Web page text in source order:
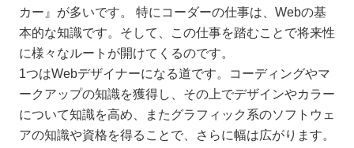
カー』が多いです。 特にコーダーの仕事は、Webの基
本的な知識です。そして、この仕事を踏むことで将来性
に様々なルートが開けてくるのです。
1つはWebデザイナーになる道です。コーディングやマ
ークアップの知識を獲得し、その上でデザインやカラー
について知識を高め、またグラフィック系のソフトウェ
アの知識や資格を得ることで、さらに幅は広がります。